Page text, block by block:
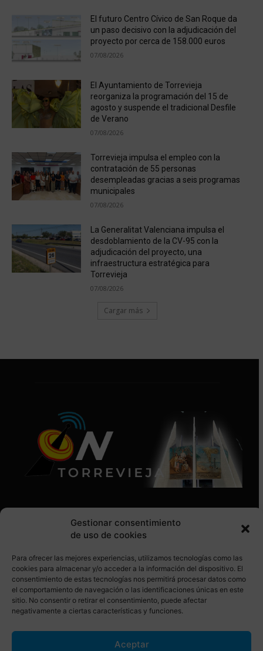
Gestionar consentimiento
de uso de cookies
Para ofrecer las mejores experiencias, utilizamos tecnologías como las
cookies para almacenar y/o acceder a la información del dispositivo. El
consentimiento de estas tecnologías nos permitirá procesar datos como
el comportamiento de navegación o las identificaciones únicas en este
sitio. No consentir o retirar el consentimiento, puede afectar
negativamente a ciertas características y funciones.
Aceptar
El futuro Centro Cívico de San Roque da
un paso decisivo con la adjudicación del
proyecto por cerca de 158.000 euros
07/08/2026
El Ayuntamiento de Torrevieja
reorganiza la programación del 15 de
agosto y suspende el tradicional Desfile
de Verano
07/08/2026
Torrevieja impulsa el empleo con la
contratación de 55 personas
desempleadas gracias a seis programas
municipales
07/08/2026
La Generalitat Valenciana impulsa el
desdoblamiento de la CV-95 con la
adjudicación del proyecto, una
infraestructura estratégica para
Torrevieja
07/08/2026
Cargar más
SÍGUENOS EN REDES SOCIALES